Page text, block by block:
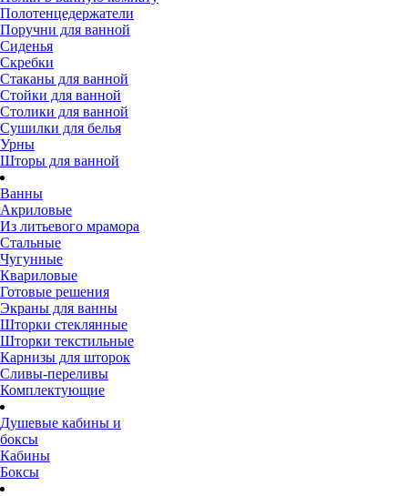
Полотенцедержатели
Поручни для ванной
Сиденья
Скребки
Стаканы для ванной
Стойки для ванной
Столики для ванной
Сушилки для белья
Урны
Шторы для ванной
Ванны
Акриловые
Из литьевого мрамора
Стальные
Чугунные
Квариловые
Готовые решения
Экраны для ванны
Шторки стеклянные
Шторки текстильные
Карнизы для шторок
Сливы-переливы
Комплектующие
Душевые кабины и
боксы
Кабины
Боксы